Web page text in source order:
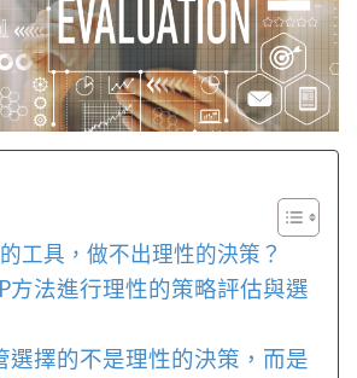
工具，做不出理性的決策？
方法進行理性的策略評估與選
選擇的不是理性的決策，而是